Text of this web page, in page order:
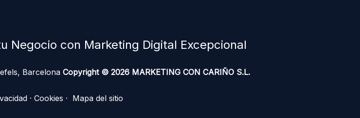
Negocio con Marketing Digital Excepcional
Barcelona Copyright © 2026 MARKETING CON CARIÑO S.L.
· Cookies · Mapa del sitio